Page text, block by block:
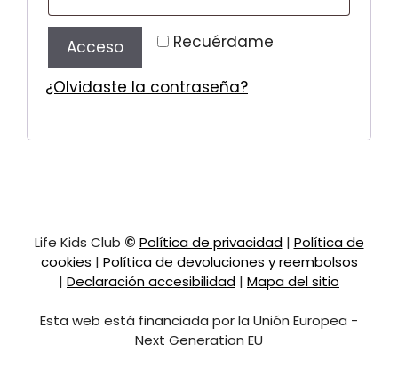
Recuérdame
Acceso
¿Olvidaste la contraseña?
Life Kids Club © Política de privacidad| Política de
cookies | Política de devoluciones y reembolsos
| Declaración accesibilidad | Mapa del sitio
Esta web está financiada por la Unión Europea -
Next Generation EU